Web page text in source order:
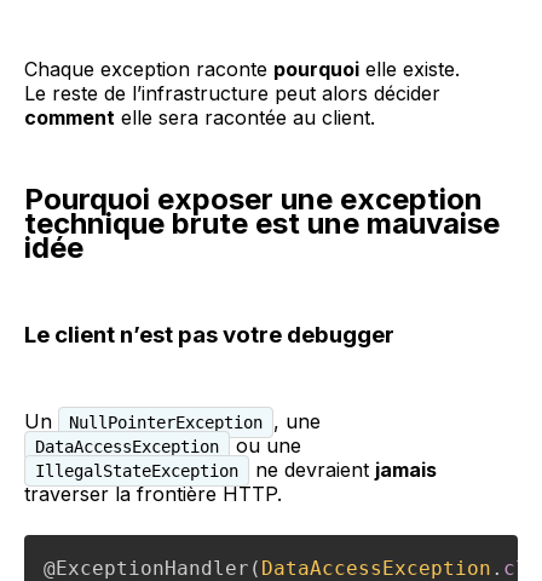
Chaque exception raconte pourquoi elle existe.
Le reste de l’infrastructure peut alors décider
comment elle sera racontée au client.
Pourquoi exposer une exception
technique brute est une mauvaise
idée
Le client n’est pas votre debugger
Un NullPointerException , une
DataAccessException ou une
IllegalStateException ne devraient jamais
traverser la frontière HTTP.
@ExceptionHandler ( DataAccessException .